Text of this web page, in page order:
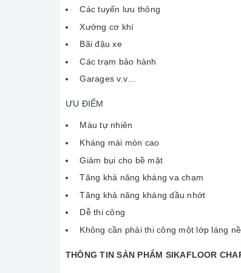
Các tuyến lưu thông
Xưởng cơ khí
Bãi đậu xe
Các trạm bảo hành
Garages v.v…
ƯU ĐIỂM
Màu tự nhiên
Kháng mài mòn cao
Giảm bụi cho bề mặt
Tăng khả năng kháng va chạm
Tăng khả năng kháng dầu nhớt
Dễ thi công
Không cần phải thi công một lớp láng
THÔNG TIN SẢN PHẨM SIKAFLOOR